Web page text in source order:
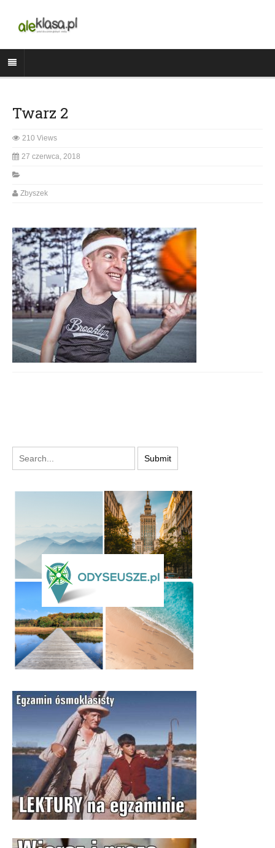
Twarz 2
210 Views
27 czerwca, 2018
Zbyszek